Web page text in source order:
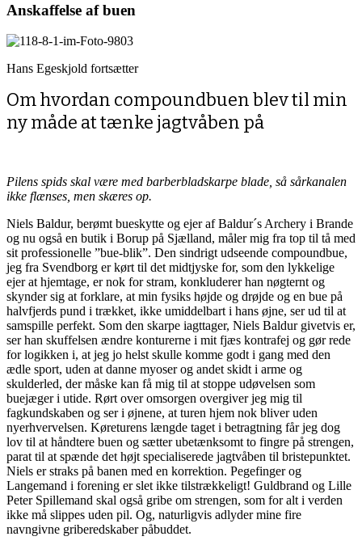
Anskaffelse af buen
Hans Egeskjold fortsætter
Om hvordan compoundbuen blev til min
ny måde at tænke jagtvåben på
Pilens spids skal være med barberbladskarpe blade, så sårkanalen
ikke flænses, men skæres op.
Niels Baldur, berømt bueskytte og ejer af Baldur´s Archery i Brande
og nu også en butik i Borup på Sjælland, måler mig fra top til tå med
sit professionelle ”bue-blik”. Den sindrigt udseende compoundbue,
jeg fra Svendborg er kørt til det midtjyske for, som den lykkelige
ejer at hjemtage, er nok for stram, konkluderer han nøgternt og
skynder sig at forklare, at min fysiks højde og drøjde og en bue på
halvfjerds pund i trækket, ikke umiddelbart i hans øjne, ser ud til at
samspille perfekt. Som den skarpe iagttager, Niels Baldur givetvis er,
ser han skuffelsen ændre konturerne i mit fjæs kontrafej og gør rede
for logikken i, at jeg jo helst skulle komme godt i gang med den
ædle sport, uden at danne myoser og andet skidt i arme og
skulderled, der måske kan få mig til at stoppe udøvelsen som
buejæger i utide. Rørt over omsorgen overgiver jeg mig til
fagkundskaben og ser i øjnene, at turen hjem nok bliver uden
nyerhvervelsen. Køreturens længde taget i betragtning får jeg dog
lov til at håndtere buen og sætter ubetænksomt to fingre på strengen,
parat til at spænde det højt specialiserede jagtvåben til bristepunktet.
Niels er straks på banen med en korrektion. Pegefinger og
Langemand i forening er slet ikke tilstrækkeligt! Guldbrand og Lille
Peter Spillemand skal også gribe om strengen, som for alt i verden
ikke må slippes uden pil. Og, naturligvis adlyder mine fire
navngivne griberedskaber påbuddet.